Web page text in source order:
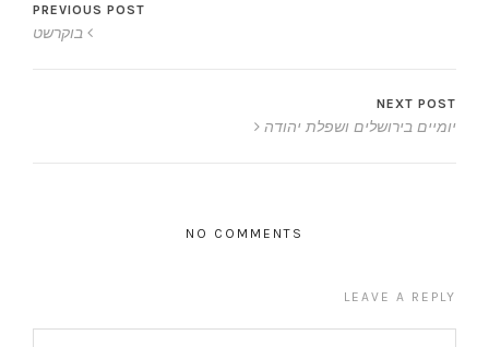
PREVIOUS POST
בוקרשט
NEXT POST
יומיים בירושלים ושפלת יהודה
NO COMMENTS
LEAVE A REPLY